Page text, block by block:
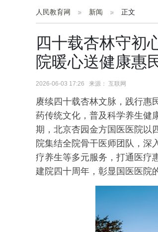
育儿 资讯
人民教育网 新闻 正文
四十载杏林守初
院暖心送健康惠
2026-06-03 17:26 来源： 互联网
赓续四十载杏林文脉，践行惠
药传统文化，普及科学养生健
期，北京杏园金方国医医院以
院集结全院骨干医师团队，深
疗养生等多元服务，打通医疗
建院四十周年，彰显国医医院